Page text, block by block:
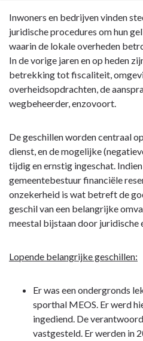
Terug
naar
navigatie
Wijzigingen
financiële
risico's
Risico:
betwistingen
rechtszaken
Inwoners en bedrijven vinden
juridische procedures om hun
waarin de lokale overheden
In de vorige jaren en op heden
betrekking tot fiscaliteit,
overheidsopdrachten, de
wegbeheerder, enzovoort.
De geschillen worden centraal
dienst, en de mogelijke
tijdig en ernstig ingeschat.
gemeentebestuur financiële
onzekerheid is wat betreft de
geschil van een belangrijke
meestal bijstaan door juridische
Lopende belangrijke geschillen:
Er was een ondergronds
sporthal MEOS. Er werd
ingediend. De
vastgesteld. Er werden in